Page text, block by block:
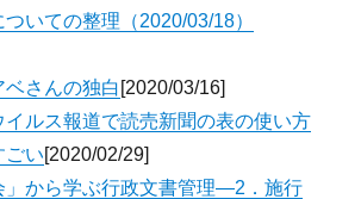
いての整理（2020/03/18）
ベさんの独白 [2020/03/16]
イルス報道で読売新聞の表の使い方
ごい[2020/02/29]
」から学ぶ行政文書管理―2．施行